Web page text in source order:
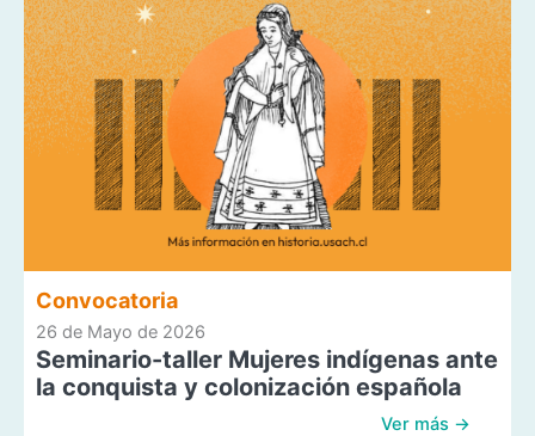
Convocatoria
26 de Mayo de 2026
Seminario-taller Mujeres indígenas ante
la conquista y colonización española
Ver más →